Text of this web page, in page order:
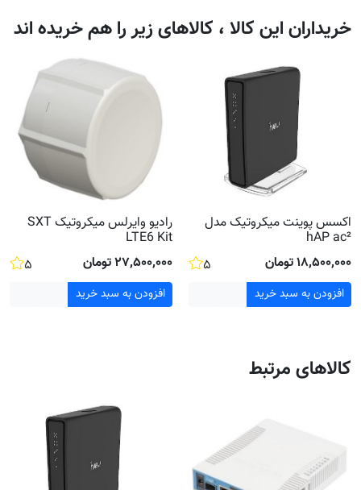
خریداران این کالا ، کالاهای زیر را هم خریده اند
اکسس پوینت میکروتیک مدل
hAP ac²
۵
۱۸٬۵۰۰٬۰۰۰ تومان
افزودن به سبد خرید
رادیو وایرلس میکروتیک SXT
LTE6 Kit
۵
۲۷٬۵۰۰٬۰۰۰ تومان
افزودن به سبد خرید
کالاهای مرتبط